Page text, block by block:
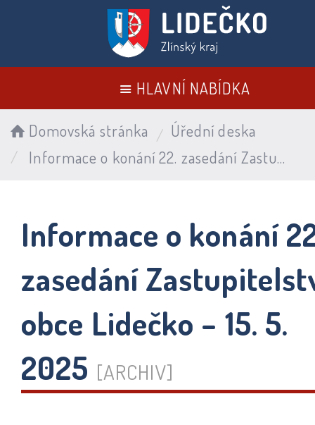
HLAVNÍ NABÍDKA
Domovská stránka
Úřední deska
Informace o konání 22. zasedání Zastupitelstva obce Lidečko – 15. 5. 2025
Informace o konání
zasedání
obce Lidečko – 15. 5.
2025 [ARCHIV]